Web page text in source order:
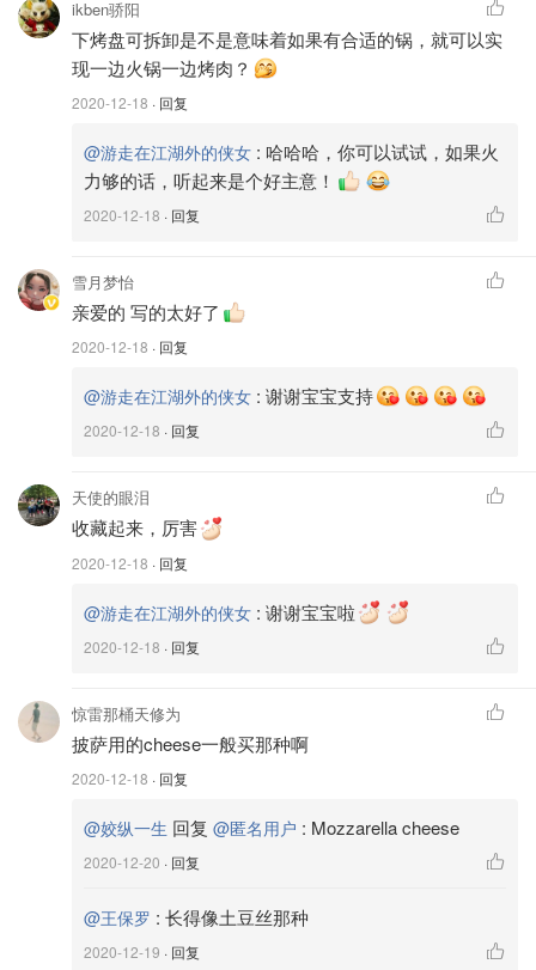
图片来自于@厨房里的侠女 ，版权属于原作者
来几张靓照！
ikben骄阳
下烤盘可拆卸是不是意味着如果有合适的锅，就可以实
现一边火锅一边烤肉？
2020-12-18 · 回复
@游走在江湖外的侠女 : 哈哈哈，你可以试试，如果火
力够的话，听起来是个好主意！
2020-12-18 · 回复
雪月梦怡
亲爱的 写的太好了
2020-12-18 · 回复
@游走在江湖外的侠女 : 谢谢宝宝支持
2020-12-18 · 回复
天使的眼泪
收藏起来，厉害
2020-12-18 · 回复
@游走在江湖外的侠女 : 谢谢宝宝啦
2020-12-18 · 回复
惊雷那桶天修为
披萨用的cheese一般买那种啊
2020-12-18 · 回复
@姣纵一生 回复 @匿名用户 : Mozzarella cheese
2020-12-20 · 回复
@王保罗 : 长得像土豆丝那种
2020-12-19 · 回复